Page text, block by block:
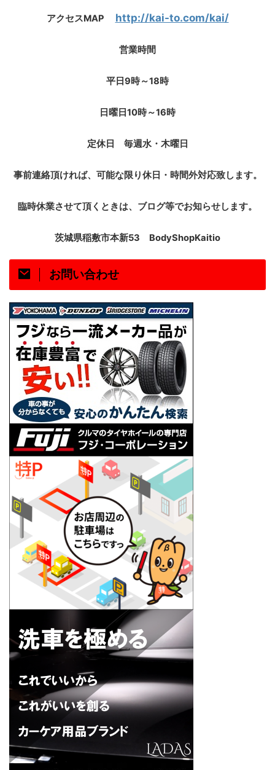
アクセスMAP http://kai-to.com/kai/
営業時間
平日9時～18時
日曜日10時～16時
定休日 毎週水・木曜日
事前連絡頂ければ、可能な限り休日・時間外対応致します。
臨時休業させて頂くときは、ブログ等でお知らせします。
茨城県稲敷市本新53 BodyShopKaitio
お問い合わせ